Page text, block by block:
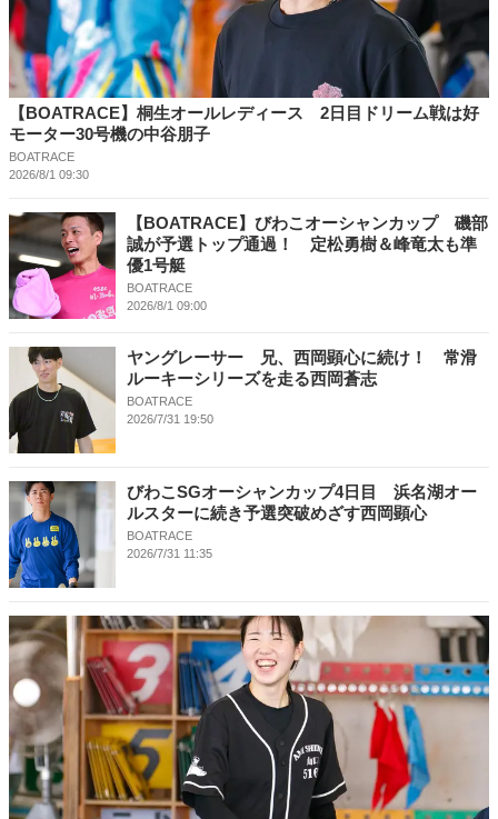
【BOATRACE】桐生オールレディース 2日目ドリーム戦は好
モーター30号機の中谷朋子
BOATRACE
2026/8/1 09:30
【BOATRACE】びわこオーシャンカップ 磯部
誠が予選トップ通過！ 定松勇樹＆峰竜太も準
優1号艇
BOATRACE
2026/8/1 09:00
ヤングレーサー 兄、西岡顕心に続け！ 常滑
ルーキーシリーズを走る西岡蒼志
BOATRACE
2026/7/31 19:50
びわこSGオーシャンカップ4日目 浜名湖オー
ルスターに続き予選突破めざす西岡顕心
BOATRACE
2026/7/31 11:35